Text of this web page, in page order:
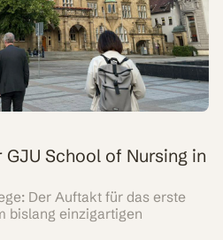
School of Nursing in
Der Auftakt für das erste
bislang einzigartigen